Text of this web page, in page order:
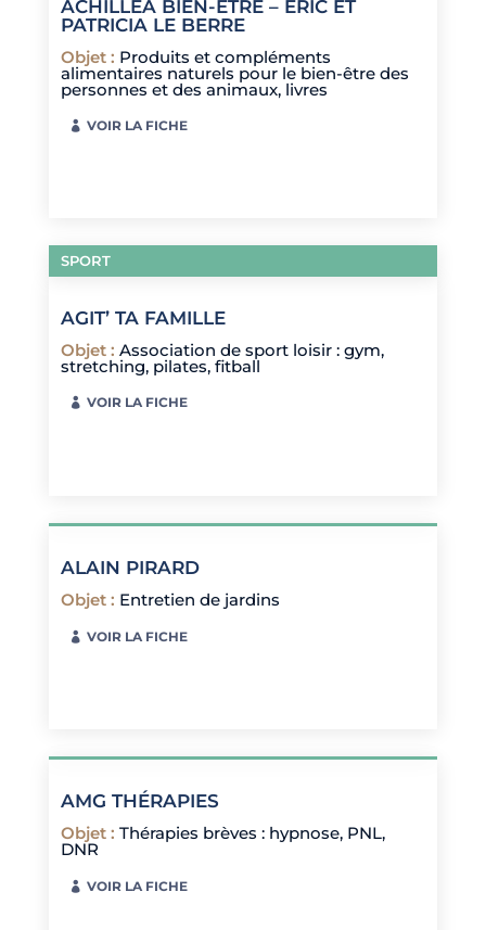
ACHILLEA BIEN-ÊTRE – ÉRIC ET
PATRICIA LE BERRE
Objet : Produits et compléments
alimentaires naturels pour le bien-être des
personnes et des animaux, livres
VOIR LA FICHE
SPORT
AGIT’ TA FAMILLE
Objet : Association de sport loisir : gym,
stretching, pilates, fitball
VOIR LA FICHE
ALAIN PIRARD
Objet : Entretien de jardins
VOIR LA FICHE
AMG THÉRAPIES
Objet : Thérapies brèves : hypnose, PNL,
DNR
VOIR LA FICHE